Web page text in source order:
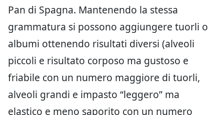
Pan di Spagna. Mantenendo la stessa
grammatura si possono aggiungere tuorli o
albumi ottenendo risultati diversi (alveoli
piccoli e risultato corposo ma gustoso e
friabile con un numero maggiore di tuorli,
alveoli grandi e impasto “leggero” ma
elastico e meno saporito con un numero